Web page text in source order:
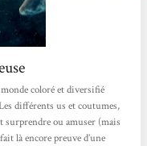
coloré et diversifié
différents us et coutumes,
surprendre ou amuser (mais
là encore preuve d’une